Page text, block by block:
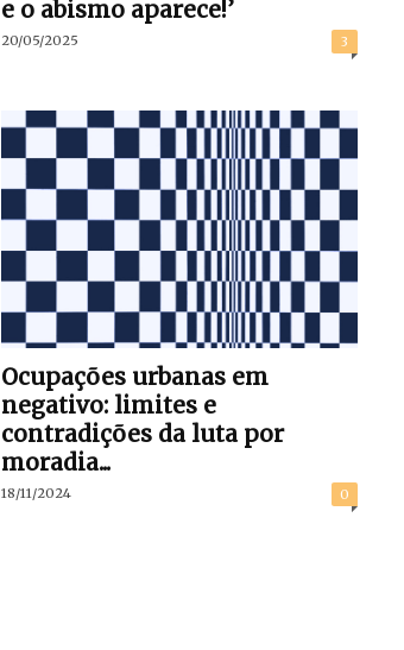
e o abismo aparece!’
20/05/2025 3
Ocupações urbanas em
negativo: limites e
contradições da luta por
moradia...
18/11/2024 0